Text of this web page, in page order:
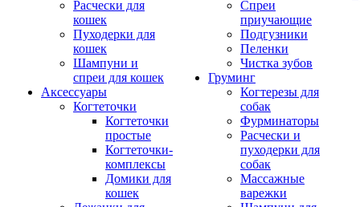
Расчески для
кошек
Пуходерки для
кошек
Шампуни и
спреи для кошек
Аксессуары
Когтеточки
Когтеточки
простые
Когтеточки-
комплексы
Домики для
кошек
Спреи
приучающие
Подгузники
Пеленки
Чистка зубов
Груминг
Когтерезы для
собак
Фурминаторы
Расчески и
пуходерки для
собак
Массажные
варежки